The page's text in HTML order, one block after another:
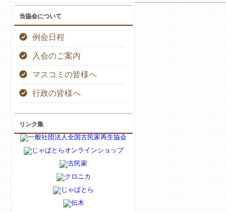
当協会について
例会日程
入会のご案内
マスコミの皆様へ
行政の皆様へ
リンク集